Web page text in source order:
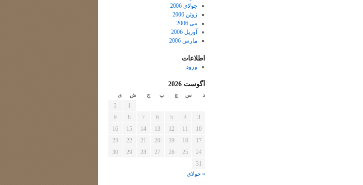
جولای 2006
ژوئن 2006
می 2006
آوریل 2006
مارس 2006
اطلاعات
ورود
آگوست 2026
د س چ پ ج ش ی
1
2
3
4
5
6
7
8
9
10
11
12
13
14
15
16
17
18
19
20
21
22
23
24
25
26
27
28
29
30
31
« جولای